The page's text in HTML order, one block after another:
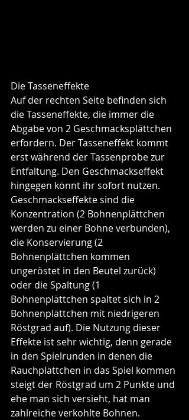
Die Tasseneffekte
Auf der rechten Seite befinden sich
die Tasseneffekte, die immer die
Abgabe von 2 Geschmacksplättchen
erfordern. Der Tasseneffekt kommt
erst während der Tassenprobe zur
Entfaltung. Den Geschmackseffekt
hingegen könnt ihr sofort nutzen.
Geschmackseffekte sind die
Konzentration (2 Bohnenplättchen
werden zu einer Bohne verbunden),
die Konservierung (2
Bohnenplättchen kommen
ungeröstet in den Beutel zurück)
oder die Spaltung (1
Bohnenplättchen spaltet sich in 2
Bohnenplättchen mit niedrigeren
Röstgrad auf). Die Nutzung dieser
Effekte ist sehr wichtig, denn gerade
in den Spielrunden in denen die
Rauchplättchen in das Spiel kommen
steigt der Röstgrad um 2 Punkte und
ehe man sich versieht, hat man
zahlreiche verkohlte Bohnen.